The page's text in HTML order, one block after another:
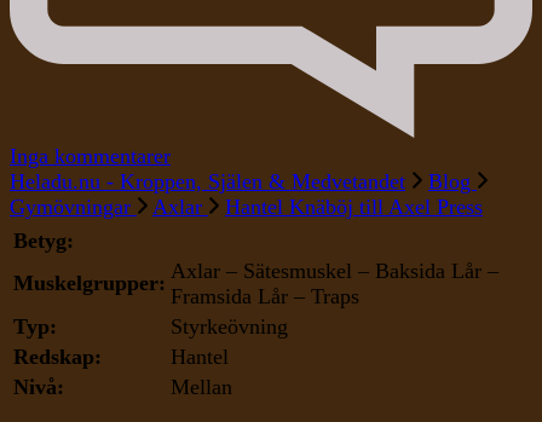
Inga kommentarertill
Hantel
Knäböj
Press
Heladu.nu - Kroppen, Själen & Medvetandet
Blog
Gymövningar
Axlar
Hantel Knäböj till Axel Press
Betyg:
Muskelgrupper: Axlar – Sätesmuskel – Baksida Lår –
Framsida Lår – Traps
Typ:
Styrkeövning
Redskap:
Hantel
Nivå:
Mellan